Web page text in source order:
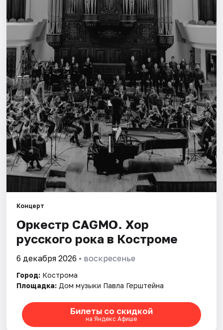
Артисты
Рейтинги
Концерт
Оркестр CAGMO. Хор
русского рока в Костроме
6 декабря 2026 • воскресенье
Город: Кострома
Площадка: Дом музыки Павла Герштейна
Билеты со скидкой
на Яндекс Афише